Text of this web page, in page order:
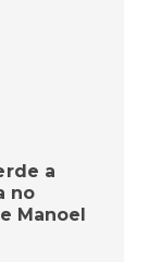
a
no
Manoel